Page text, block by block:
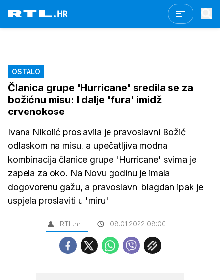
OSTALO
Članica grupe 'Hurricane' sredila se za
božićnu misu: I dalje 'fura' imidž
crvenokose
Ivana Nikolić proslavila je pravoslavni Božić
odlaskom na misu, a upečatljiva modna
kombinacija članice grupe 'Hurricane' svima je
zapela za oko. Na Novu godinu je imala
dogovorenu gažu, a pravoslavni blagdan ipak je
uspjela proslaviti u 'miru'
RTL.hr 08.01.2022 08:00